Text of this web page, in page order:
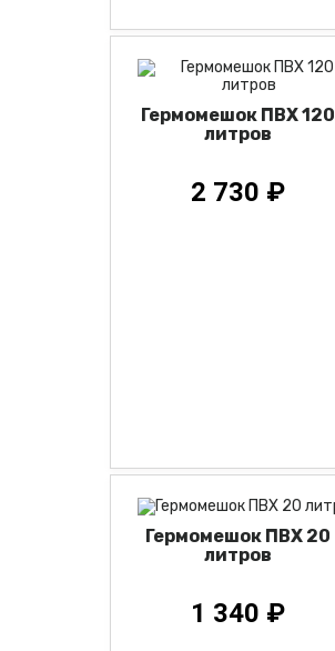
Гермомешок ПВХ 120
литров
2 730 ₽
Гермомешок ПВХ 20
литров
1 340 ₽